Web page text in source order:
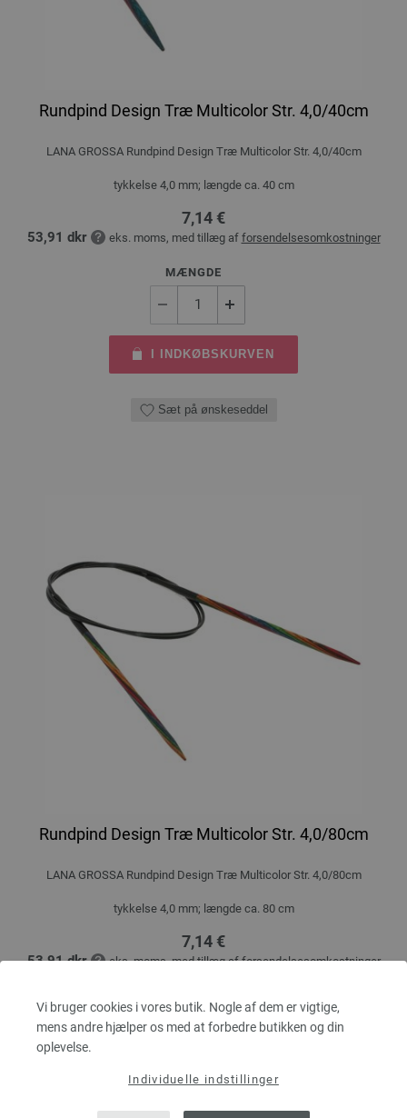
Vi bruger cookies i vores butik. Nogle af dem er vigtige,
mens andre hjælper os med at forbedre butikken og din
oplevelse.
Individuelle indstillinger
Rundpind Design Træ Multicolor Str. 4,0/40cm
LANA GROSSA Rundpind Design Træ Multicolor Str. 4,0/40cm
tykkelse 4,0 mm; længde ca. 40 cm
7,14 €
53,91 dkr eks. moms, med tillæg af forsendelsesomkostninger
MÆNGDE
I INDKØBSKURVEN
Sæt på ønskeseddel
Rundpind Design Træ Multicolor Str. 4,0/80cm
LANA GROSSA Rundpind Design Træ Multicolor Str. 4,0/80cm
tykkelse 4,0 mm; længde ca. 80 cm
7,14 €
53,91 dkr eks. moms, med tillæg afforsendelsesomkostninger
I INDKØBSKURVEN